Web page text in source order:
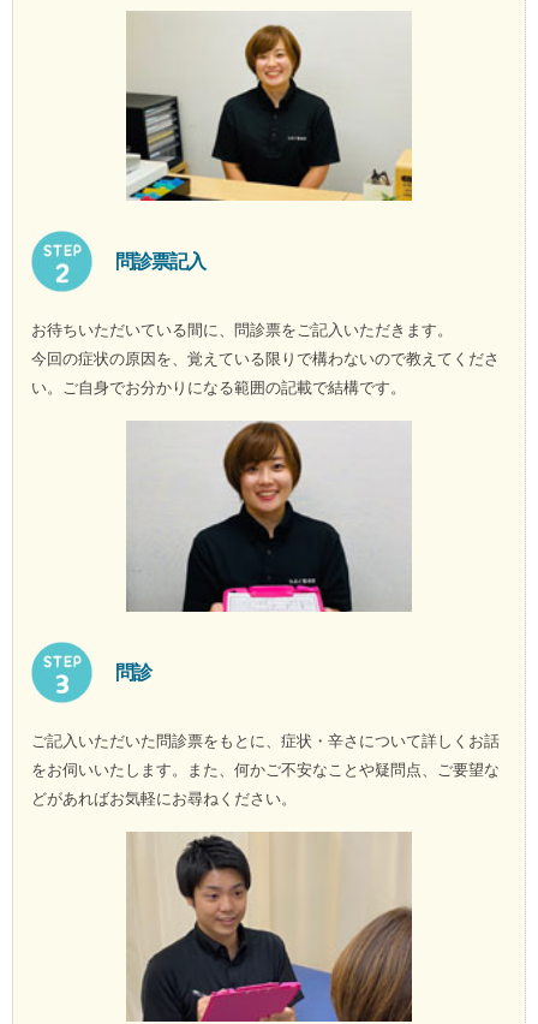
問診票記入
お待ちいただいている間に、問診票をご記入いただきます。
今回の症状の原因を、覚えている限りで構わないので教えてくださ
い。ご自身でお分かりになる範囲の記載で結構です。
問診
ご記入いただいた問診票をもとに、症状・辛さについて詳しくお話
をお伺いいたします。また、何かご不安なことや疑問点、ご要望な
どがあればお気軽にお尋ねください。